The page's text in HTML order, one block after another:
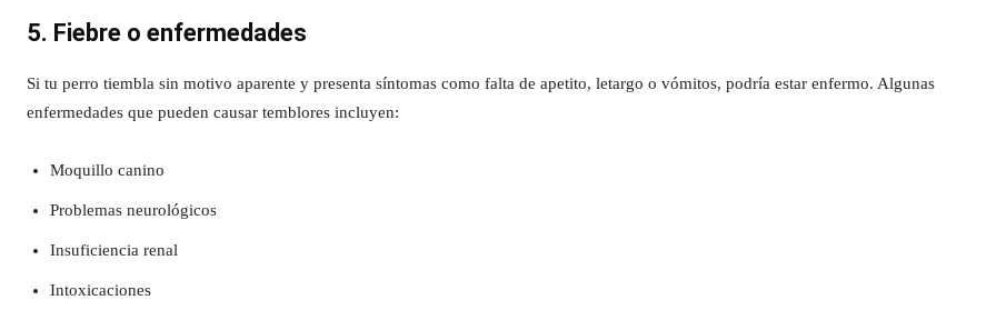
5. Fiebre o enfermedades
Si tu perro tiembla sin motivo aparente y presenta síntomas como falta de apetito, letargo o vómitos, podría estar enfermo. Algunas
enfermedades que pueden causar temblores incluyen:
Moquillo canino
Problemas neurológicos
Insuficiencia renal
Intoxicaciones